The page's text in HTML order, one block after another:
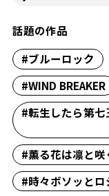
話題の作品
#ブルーロック
#WIND BREAKER
#転生したら第
#薫る花は凛と咲
#時々ボソッと